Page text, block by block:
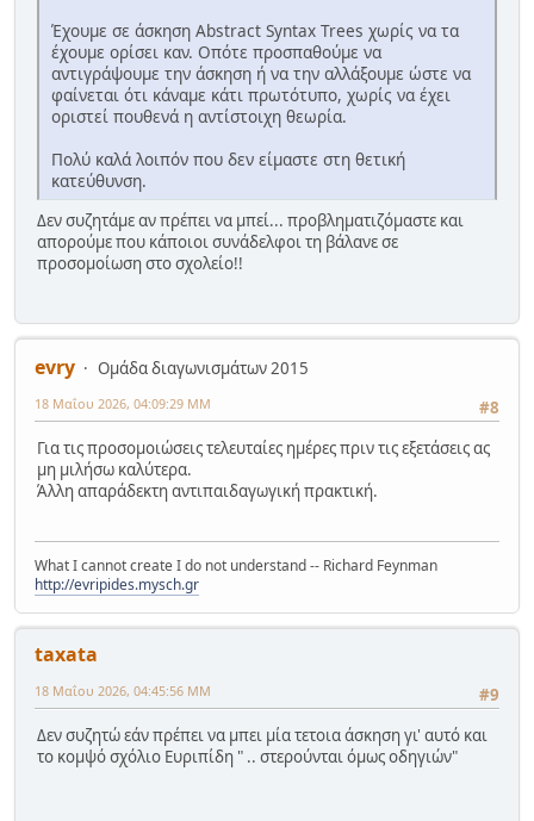
Έχουμε σε άσκηση Abstract Syntax Trees χωρίς να τα
έχουμε ορίσει καν. Οπότε προσπαθούμε να
αντιγράψουμε την άσκηση ή να την αλλάξουμε ώστε να
φαίνεται ότι κάναμε κάτι πρωτότυπο, χωρίς να έχει
οριστεί πουθενά η αντίστοιχη θεωρία.
Πολύ καλά λοιπόν που δεν είμαστε στη θετική
κατεύθυνση.
Δεν συζητάμε αν πρέπει να μπεί... προβληματιζόμαστε και
απορούμε που κάποιοι συνάδελφοι τη βάλανε σε
προσομοίωση στο σχολείο!!
evry
Ομάδα διαγωνισμάτων 2015
#8
18 Μαΐου 2026, 04:09:29 ΜΜ
Για τις προσομοιώσεις τελευταίες ημέρες πριν τις εξετάσεις ας
μη μιλήσω καλύτερα.
Άλλη απαράδεκτη αντιπαιδαγωγική πρακτική.
What I cannot create I do not understand -- Richard Feynman
http://evripides.mysch.gr
taxata
#9
18 Μαΐου 2026, 04:45:56 ΜΜ
Δεν συζητώ εάν πρέπει να μπει μία τετοια άσκηση γι' αυτό και
το κομψό σχόλιο Ευριπίδη " .. στερούνται όμως οδηγιών"